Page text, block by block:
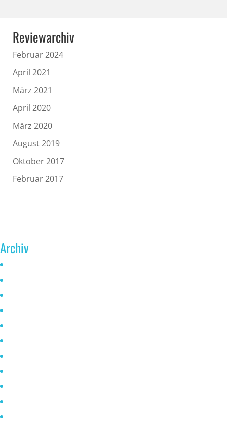
Reviewarchiv
Februar 2024
April 2021
März 2021
April 2020
März 2020
August 2019
Oktober 2017
Februar 2017
Archiv